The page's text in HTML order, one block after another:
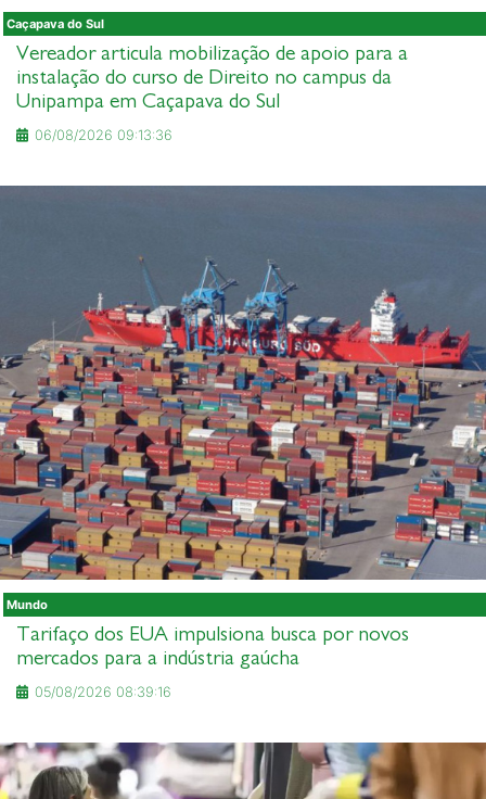
Caçapava do Sul
Vereador articula mobilização de apoio para a
instalação do curso de Direito no campus da
Unipampa em Caçapava do Sul
06/08/2026 09:13:36
Mundo
Tarifaço dos EUA impulsiona busca por novos
mercados para a indústria gaúcha
05/08/2026 08:39:16